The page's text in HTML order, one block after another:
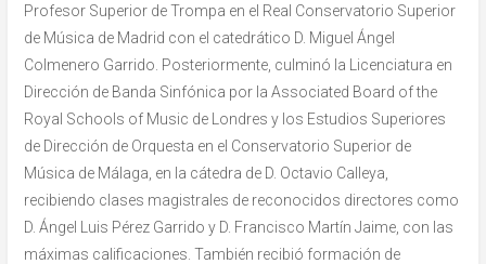
Profesor Superior de Trompa en el Real Conservatorio Superior
de Música de Madrid con el catedrático D. Miguel Ángel
Colmenero Garrido. Posteriormente, culminó la Licenciatura en
Dirección de Banda Sinfónica por la Associated Board of the
Royal Schools of Music de Londres y los Estudios Superiores
de Dirección de Orquesta en el Conservatorio Superior de
Música de Málaga, en la cátedra de D. Octavio Calleya,
recibiendo clases magistrales de reconocidos directores como
D. Ángel Luis Pérez Garrido y D. Francisco Martín Jaime, con las
máximas calificaciones. También recibió formación de